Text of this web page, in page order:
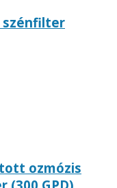
szénfilter
ozmózis